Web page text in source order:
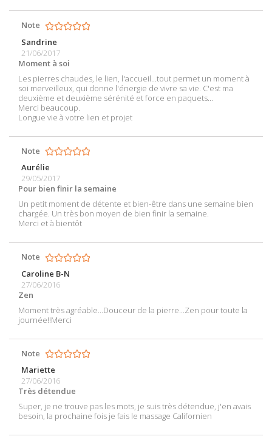
Note
Sandrine
21/06/2017
Moment à soi
Les pierres chaudes, le lien, l'accueil...tout permet un moment à
soi merveilleux, qui donne l'énergie de vivre sa vie. C'est ma
deuxième et deuxième sérénité et force en paquets...
Merci beaucoup.
Longue vie à votre lien et projet
Note
Aurélie
29/05/2017
Pour bien finir la semaine
Un petit moment de détente et bien-être dans une semaine bien
chargée. Un très bon moyen de bien finir la semaine.
Merci et à bientôt
Note
Caroline B-N
27/06/2016
Zen
Moment très agréable...Douceur de la pierre...Zen pour toute la
journée!!Merci
Note
Mariette
27/06/2016
Très détendue
Super, je ne trouve pas les mots, je suis très détendue, j'en avais
besoin, la prochaine fois je fais le massage Californien